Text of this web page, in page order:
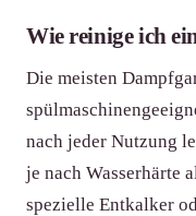
Wie reinige ich
Die meisten
nach jeder Nutzung
je nach Wasserhärte
spezielle Entkalker